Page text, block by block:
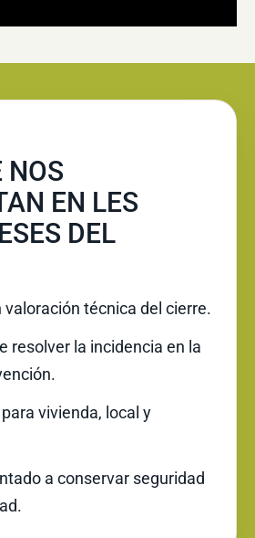
NOS
EN LES
DEL
técnica del cierre.
resolver la incidencia en la
vivienda, local y
a conservar seguridad